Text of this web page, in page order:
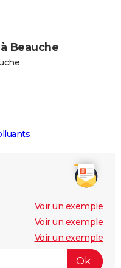
Beauche
Voir un exemple
Voir un exemple
Voir un exemple